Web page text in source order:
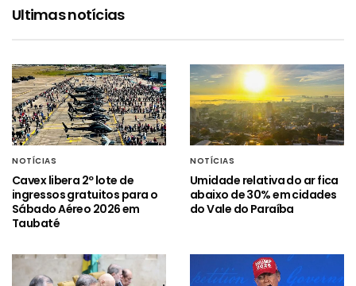
Ultimas notícias
NOTÍCIAS
Cavex libera 2º lote de
ingressos gratuitos para o
Sábado Aéreo 2026 em
Taubaté
NOTÍCIAS
Umidade relativa do ar fica
abaixo de 30% em cidades
do Vale do Paraíba